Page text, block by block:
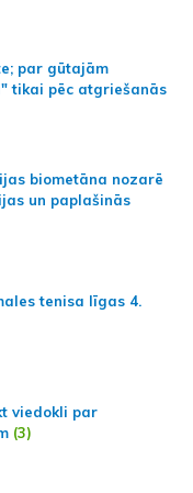
par gūtajām
tikai pēc atgriešanās
biometāna nozarē
un paplašinās
tenisa līgas 4.
viedokli par
(3)